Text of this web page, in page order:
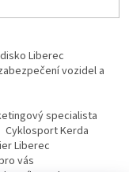
Liberec
vozidel a
specialista
Cyklosport Kerda
Liberec
vás